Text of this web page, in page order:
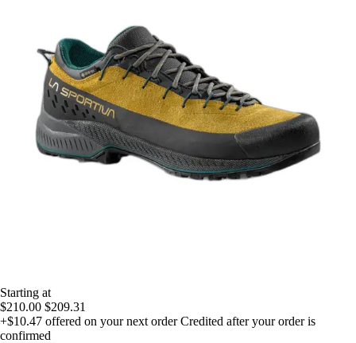
Starting at
$210.00 $209.31
+$10.47 offered on your next order Credited after your order is
confirmed